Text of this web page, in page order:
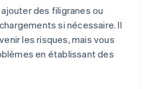
des filigranes ou
si nécessaire. Il
les risques, mais vous
en établissant des